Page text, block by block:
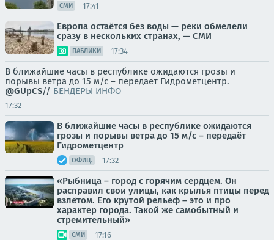
СМИ 17:41
Европа остаётся без воды — реки обмелели
сразу в нескольких странах, — СМИ
ПАБЛИКИ 17:34
В ближайшие часы в республике ожидаются грозы и
порывы ветра до 15 м/с – передаёт Гидрометцентр.
@GUpCS// БЕНДЕРЫ ИНФО
17:32
В ближайшие часы в республике ожидаются
грозы и порывы ветра до 15 м/с – передаёт
Гидрометцентр
ОФИЦ. 17:32
«Рыбница – город с горячим сердцем. Он
расправил свои улицы, как крылья птицы перед
взлётом. Его крутой рельеф – это и про
характер города. Такой же самобытный и
стремительный»
СМИ 17:16